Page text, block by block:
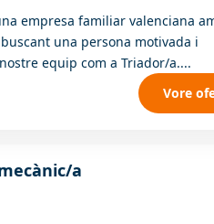
empresa familiar valenciana
una persona motivada i
equip com a Triador/a....
Vore
a